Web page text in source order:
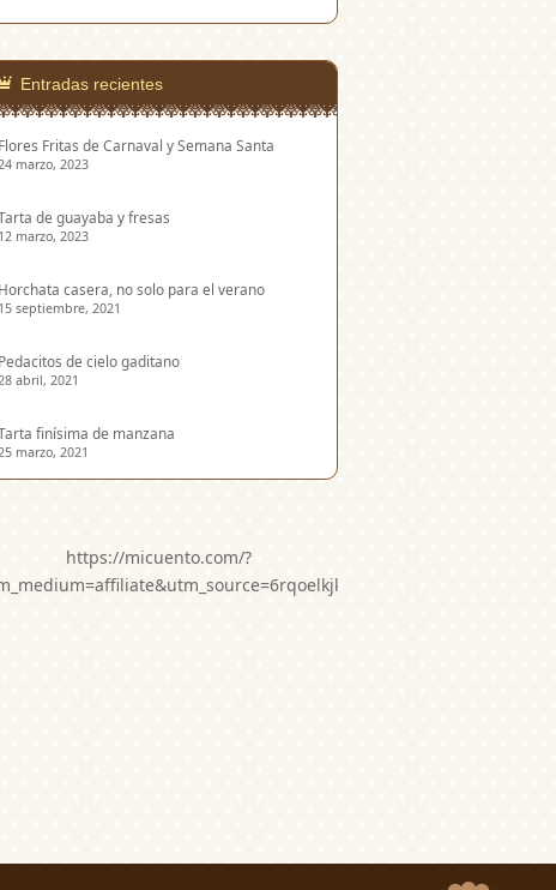
Entradas recientes
Flores Fritas de Carnaval y Semana Santa
marzo, 2023
de guayaba y fresas
12 marzo, 2023
Horchata casera, no solo para el verano
15 septiembre, 2021
Pedacitos de cielo gaditano
abril, 2021
finísima de manzana
marzo, 2021
https://micuento.com/?